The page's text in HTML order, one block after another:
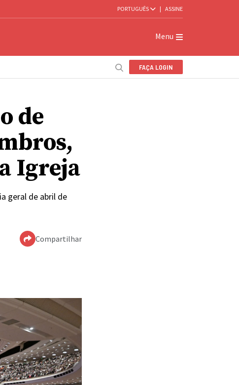
PORTUGUÊS | ASSINE
Menu
FAÇA LOGIN
de
Igreja
geral de abril de
Compartilhar